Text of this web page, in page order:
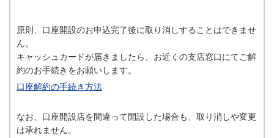
原則、口座開設のお申込完了後に取り消しすることはできませ
ん。
キャッシュカードが届きましたら、お近くの支店窓口にてご解
約のお手続きをお願いします。
口座解約の手続き方法
なお、口座開設店を間違って開設した場合も、取り消しや変更
は承れません。